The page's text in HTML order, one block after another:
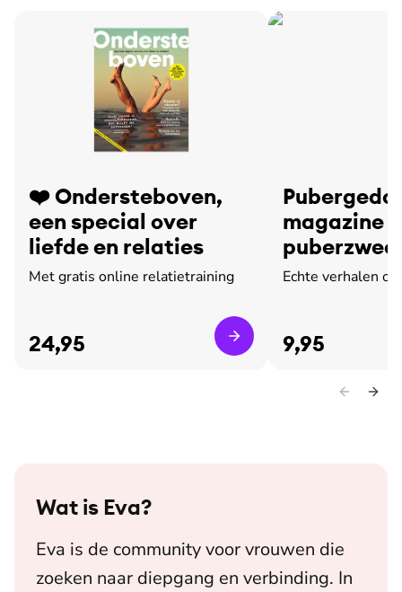
❤️ Ondersteboven,
een special over
liefde en relaties
Met gratis online relatietraining
24,95
magazine
leed
Echte verhalen
9,95
Wat is Eva?
Eva is de community voor vrouwen die
zoeken naar diepgang en verbinding. In